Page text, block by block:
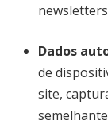
Dados
de
site,